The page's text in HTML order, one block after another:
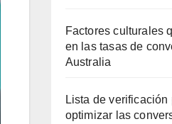
Factores culturales
en las tasas de
Australia
Lista de verificación
optimizar las